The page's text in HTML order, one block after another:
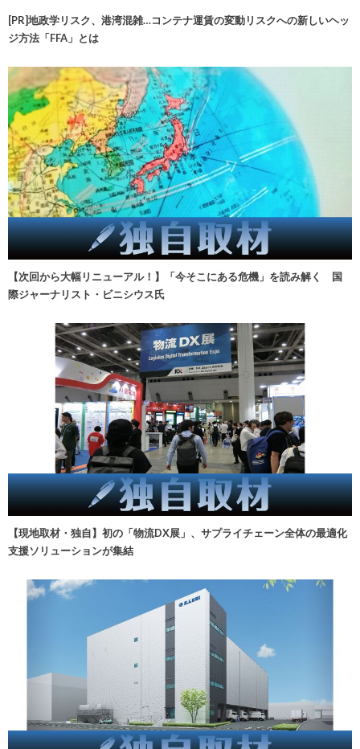
[PR]地政学リスク、港湾混雑…コンテナ運賃の変動リスクへの新しいヘッ
ジ方法「FFA」とは
【次回から大幅リニューアル！】「今そこにある危機」を読み解く 国
際ジャーナリスト・ビニシウス氏
【現地取材・独自】初の「物流DX展」、サプライチェーン全体の最適化
支援ソリューションが集結